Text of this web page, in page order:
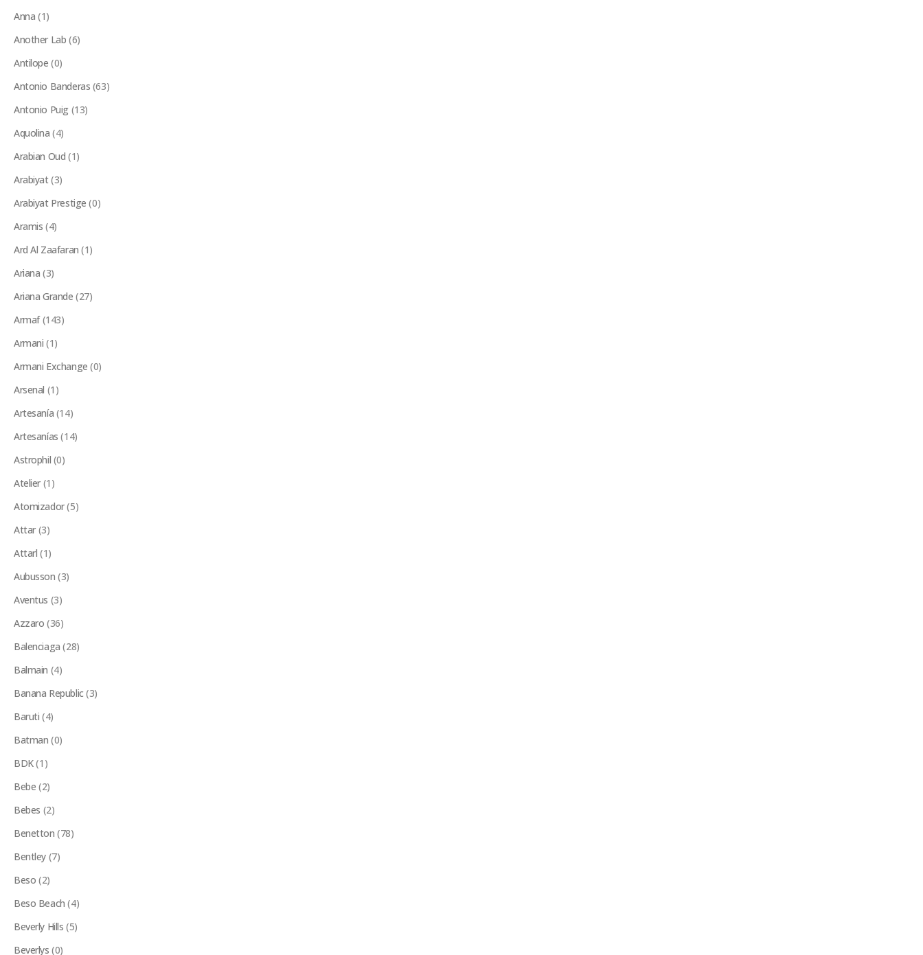
Anna (1)
Another Lab (6)
Antilope (0)
Antonio Banderas (63)
Antonio Puig (13)
Aquolina (4)
Arabian Oud (1)
Arabiyat(3)
Arabiyat Prestige (0)
Aramis (4)
Ard Al Zaafaran (1)
Ariana (3)
Ariana Grande (27)
Armaf (143)
Armani (1)
Armani Exchange (0)
Arsenal (1)
Artesanía (14)
Artesanías (14)
Astrophil (0)
Atelier (1)
Atomizador(5)
Attar (3)
Attarl (1)
Aubusson (3)
Aventus (3)
Azzaro (36)
Balenciaga (28)
Balmain (4)
Banana Republic (3)
Baruti (4)
Batman (0)
BDK(1)
Bebe (2)
Bebes (2)
Benetton (78)
Bentley (7)
Beso (2)
Beso Beach (4)
Beverly Hills (5)
Beverlys (0)